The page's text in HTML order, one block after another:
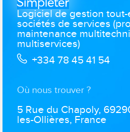
Logiciel de gestion
sociétés de services
maintenance
multiservices)
+334 78 45 41 54
Où nous trouver ?
5 Rue du Chapoly,
les-Ollières, France